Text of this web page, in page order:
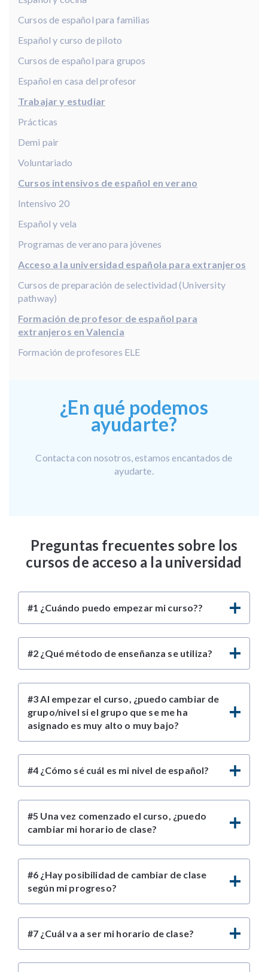
Cursos de español para familias
Español y curso de piloto
Cursos de español para grupos
Español en casa del profesor
Trabajar y estudiar
Prácticas
Demi pair
Voluntariado
Cursos intensivos de español en verano
Intensivo 20
Español y vela
Programas de verano para jóvenes
Acceso a la universidad española para extranjeros
Cursos de preparación de selectividad (University
pathway)
Formación de profesor de español para
extranjeros en Valencia
Formación de profesores ELE
¿En qué podemos
ayudarte?
Contacta con nosotros, estamos encantados de
ayudarte.
Preguntas frecuentes sobre los
cursos de acceso a la universidad
#1 ¿Cuándo puedo empezar mi curso??
#2 ¿Qué método de enseñanza se utiliza?
#3 Al empezar el curso, ¿puedo cambiar de
grupo/nivel si el grupo que se me ha
asignado es muy alto o muy bajo?
#4 ¿Cómo sé cuál es mi nivel de español?
#5 Una vez comenzado el curso, ¿puedo
cambiar mi horario de clase?
#6 ¿Hay posibilidad de cambiar de clase
según mi progreso?
#7 ¿Cuál va a ser mi horario de clase?